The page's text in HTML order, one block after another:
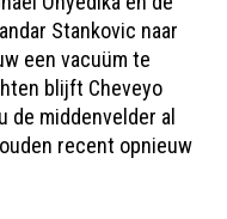
Stankovic naar
een vacuüm te
blijft Cheveyo
de middenvelder al
recent opnieuw